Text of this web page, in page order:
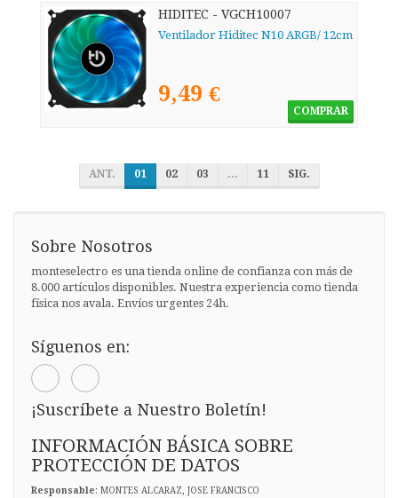
HIDITEC - VGCH10007
Ventilador Hiditec N10 ARGB/ 12cm
9,49 €
COMPRAR
ANT. 01 02 03 ... 11 SIG.
Sobre Nosotros
monteselectro es una tienda online de confianza con más de
8.000 artículos disponibles. Nuestra experiencia como tienda
física nos avala. Envíos urgentes 24h.
Síguenos en:
¡Suscríbete a Nuestro Boletín!
INFORMACIÓN BÁSICA SOBRE
PROTECCIÓN DE DATOS
Responsable: MONTES ALCARAZ, JOSE FRANCISCO